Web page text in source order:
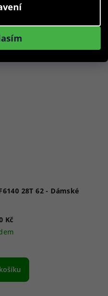
Guess sluneční brýle GF6140 28T 62 - Dámské
Kč